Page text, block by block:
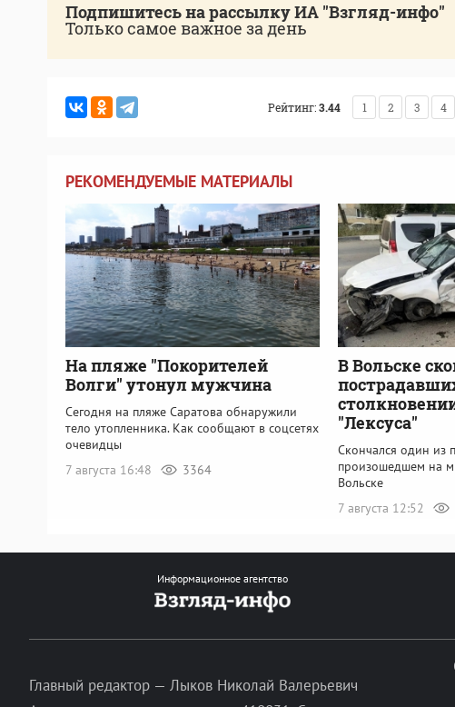
Подпишитесь на рассылку ИА "Взгляд-инфо"
Только самое важное за день
Рейтинг:3.44 1 2 3 4
РЕКОМЕНДУЕМЫЕ МАТЕРИАЛЫ
На пляже "Покорителей
Волги" утонул мужчина
Сегодня на пляже Саратова обнаружили
тело утопленника. Как сообщают в соцсетях
очевидцы
7 августа 16:48
3364
В Вольске
"Лексуса"
Скончался один из
произошедшем на
Вольске
7 августа 12:52
Информационное агентство
Главный редактор — Лыков Николай Валерьевич